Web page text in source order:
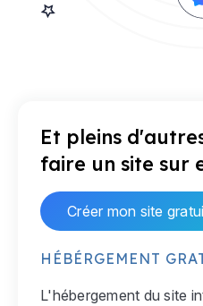
Et pleins
faire un site sur
Créer mon site
HÉBÉRGEMENT
L'hébergement du site